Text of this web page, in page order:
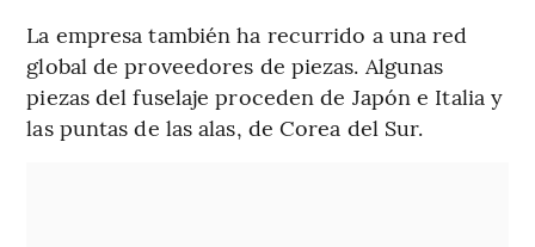
La empresa también ha recurrido a una red
global de proveedores de piezas. Algunas
piezas del fuselaje proceden de Japón e Italia y
las puntas de las alas, de Corea del Sur.